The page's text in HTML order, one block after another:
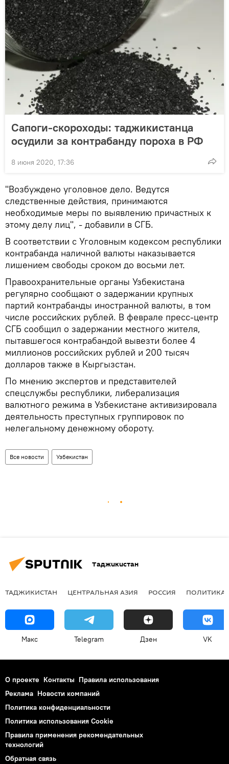
Сапоги-скороходы: таджикистанца
осудили за контрабанду пороха в РФ
8 июня 2020, 17:36
"Возбуждено уголовное дело. Ведутся
следственные действия, принимаются
необходимые меры по выявлению причастных к
этому делу лиц", - добавили в СГБ.
В соответствии с Уголовным кодексом республики
контрабанда наличной валюты наказывается
лишением свободы сроком до восьми лет.
Правоохранительные органы Узбекистана
регулярно сообщают о задержании крупных
партий контрабанды иностранной валюты, в том
числе российских рублей. В феврале пресс-центр
СГБ сообщил о задержании местного жителя,
пытавшегося контрабандой вывезти более 4
миллионов российских рублей и 200 тысяч
долларов также в Кыргызстан.
По мнению экспертов и представителей
спецслужбы республики, либерализация
валютного режима в Узбекистане активизировала
деятельность преступных группировок по
нелегальному денежному обороту.
Все новости Узбекистан
Таджикистан
ТАДЖИКИСТАН ЦЕНТРАЛЬНАЯ АЗИЯ РОССИЯ ПОЛИТИКА
Макс Telegram Дзен VK
О проекте Контакты Правила использования
Реклама Новости компаний
Политика конфиденциальности
Политика использования Cookie
Правила применения рекомендательных
технологий
Обратная связь